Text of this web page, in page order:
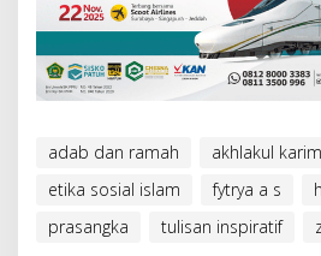
adab dan ramah
akhlakul
etika sosial islam
fytrya a s
prasangka
tulisan inspiratif